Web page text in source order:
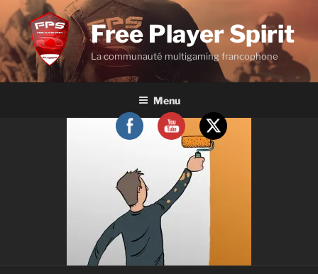
Aller
au
contenu
principal
Free Player Spirit
La communauté multigaming francophone
Menu